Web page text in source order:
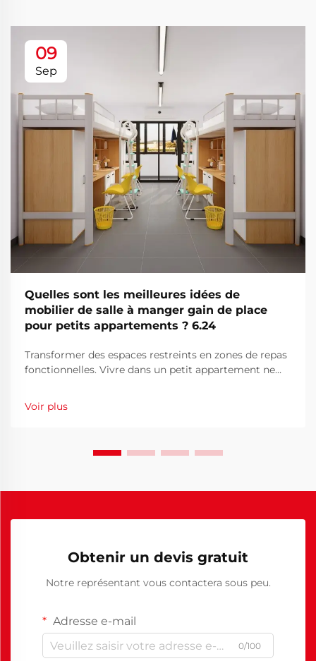
09
Sep
Quelles sont les meilleures idées de
mobilier de salle à manger gain de place
pour petits appartements ? 6.24
Transformer des espaces restreints en zones de repas
fonctionnelles. Vivre dans un petit appartement ne
votre espace de repas. Alors que l'habitat urbain
devient de plus en plus courant, des solutions de
Voir plus
Obtenir un devis gratuit
Notre représentant vous contactera sous peu.
Adresse e-mail
0/100